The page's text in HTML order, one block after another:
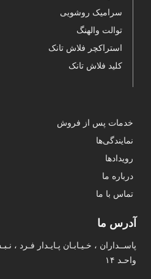
آدرس ما
واحـد ۱۴
خدمات پس از فروش
نمایندگی‌ها
رویدادها
درباره ما
تماس با ما
سرامیک روشویی
توالت والهنگ
استراکچر فلاش تانک
کلید فلاش تانک